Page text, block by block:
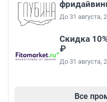
До 31 августа,
Скидка
₽
До 31 августа,
Все